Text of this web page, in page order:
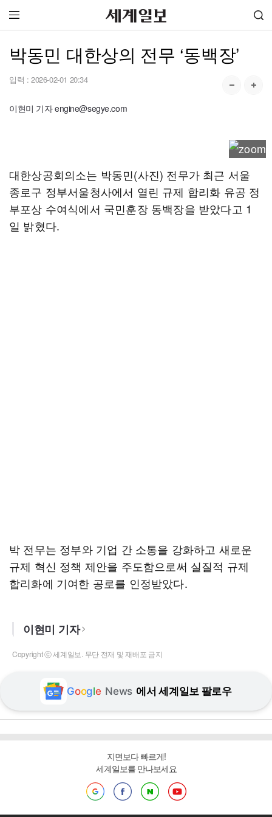
박동민 대한상의 전무 ‘동백장’
입력 : 2026-02-01 20:34
이현미 기자 engine@segye.com
대한상공회의소는 박동민(사진) 전무가 최근 서울
종로구 정부서울청사에서 열린 규제 합리화 유공 정
부포상 수여식에서 국민훈장 동백장을 받았다고 1
일 밝혔다.
박 전무는 정부와 기업 간 소통을 강화하고 새로운
규제 혁신 정책 제안을 주도함으로써 실질적 규제
합리화에 기여한 공로를 인정받았다.
이현미 기자
Copyright ⓒ 세계일보. 무단 전재 및 재배포 금지
Google News 에서 세계일보 팔로우
지면보다 빠르게!
세계일보를 만나보세요